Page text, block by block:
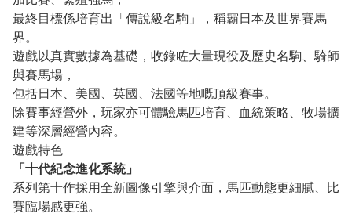
最終目標係培育出「傳說級名駒」，稱霸日本及世界賽馬
界。
遊戲以真實數據為基礎，收錄咗大量現役及歷史名駒、騎師
與賽馬場，
包括日本、美國、英國、法國等地嘅頂級賽事。
除賽事經營外，玩家亦可體驗馬匹培育、血統策略、牧場擴
建等深層經營內容。
遊戲特色
「十代紀念進化系統」
系列第十作採用全新圖像引擎與介面，馬匹動態更細膩、比
賽臨場感更強。